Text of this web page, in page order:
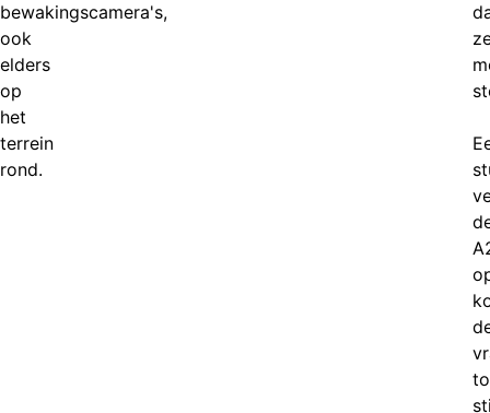
bewakingscamera's,
ook
elders
op
het
terrein
rond.